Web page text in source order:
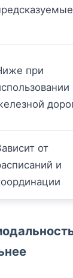
при
от
и